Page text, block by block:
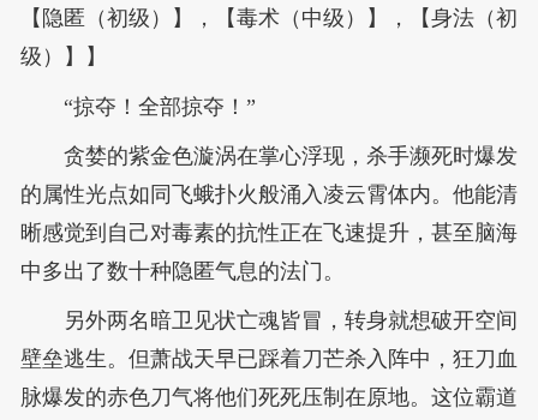
【隐匿（初级）】，【毒术（中级）】，【身法（初
级）】】
“掠夺！全部掠夺！”
贪婪的紫金色漩涡在掌心浮现，杀手濒死时爆发
的属性光点如同飞蛾扑火般涌入凌云霄体内。他能清
晰感觉到自己对毒素的抗性正在飞速提升，甚至脑海
中多出了数十种隐匿气息的法门。
另外两名暗卫见状亡魂皆冒，转身就想破开空间
壁垒逃生。但萧战天早已踩着刀芒杀入阵中，狂刀血
脉爆发的赤色刀气将他们死死压制在原地。这位霸道